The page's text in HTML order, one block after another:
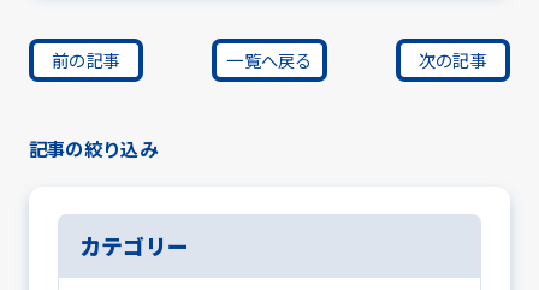
前の記事 一覧へ戻る 次の記事
記事の絞り込み
カテゴリー